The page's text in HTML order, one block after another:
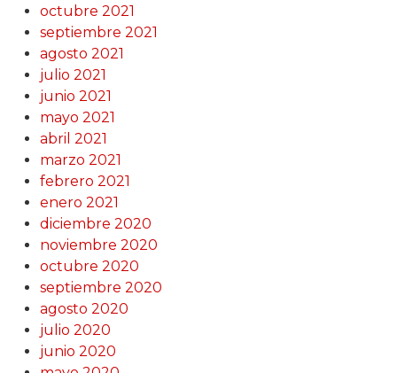
octubre 2021
septiembre 2021
agosto 2021
julio 2021
junio 2021
mayo 2021
abril 2021
marzo 2021
febrero 2021
enero 2021
diciembre 2020
noviembre 2020
octubre 2020
septiembre 2020
agosto 2020
julio 2020
junio 2020